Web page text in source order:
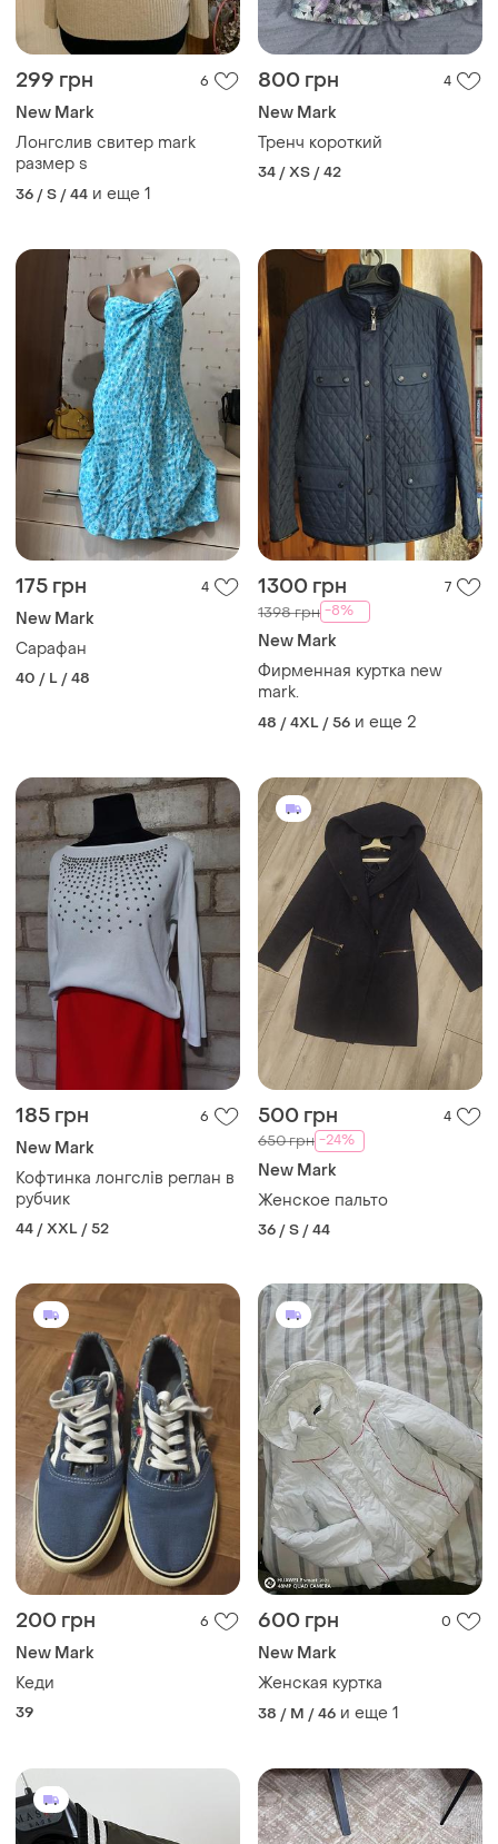
299 грн 6
New Mark
Лонгслив свитер mark
размер s
36 / S / 44 и еще 1
800 грн 4
New Mark
Тренч короткий
34 / XS / 42
175 грн 4
New Mark
Сарафан
40 / L / 48
1300 грн 7
1398 грн -8%
New Mark
Фирменная куртка new
mark.
48 / 4XL / 56 и еще 2
185 грн 6
New Mark
Кофтинка лонгслів реглан в
рубчик
44 / XXL / 52
500 грн 4
650 грн -24%
New Mark
Женское пальто
36 / S / 44
200 грн 6
New Mark
Кеди
39
600 грн 0
New Mark
Женская куртка
38 / M / 46 и еще 1